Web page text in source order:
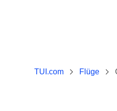
TUI.com Flüge